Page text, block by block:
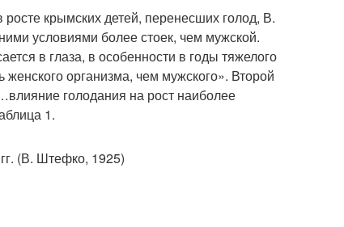
крымских детей, перенесших голод, В.
условиями более стоек, чем мужской.
в глаза, в особенности в годы тяжелого
организма, чем мужского». Второй
голодания на рост наиболее
1.
(В. Штефко, 1925)